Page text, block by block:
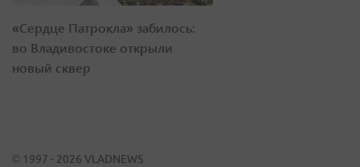
«Сердце Патрокла» забилось:
во Владивостоке открыли
новый сквер
© 1997 - 2026 VLADNEWS